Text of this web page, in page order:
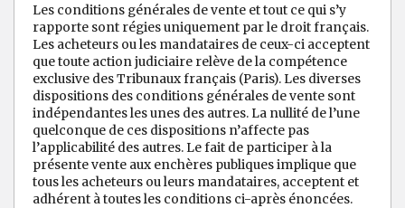
Les conditions générales de vente et tout ce qui s’y
rapporte sont régies uniquement par le droit français.
Les acheteurs ou les mandataires de ceux-ci acceptent
que toute action judiciaire relève de la compétence
exclusive des Tribunaux français (Paris). Les diverses
dispositions des conditions générales de vente sont
indépendantes les unes des autres. La nullité de l’une
quelconque de ces dispositions n’affecte pas
l’applicabilité des autres. Le fait de participer à la
présente vente aux enchères publiques implique que
tous les acheteurs ou leurs mandataires, acceptent et
adhérent à toutes les conditions ci-après énoncées.